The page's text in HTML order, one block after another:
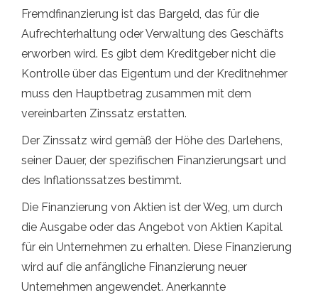
Fremdfinanzierung ist das Bargeld, das für die
Aufrechterhaltung oder Verwaltung des Geschäfts
erworben wird. Es gibt dem Kreditgeber nicht die
Kontrolle über das Eigentum und der Kreditnehmer
muss den Hauptbetrag zusammen mit dem
vereinbarten Zinssatz erstatten.
Der Zinssatz wird gemäß der Höhe des Darlehens,
seiner Dauer, der spezifischen Finanzierungsart und
des Inflationssatzes bestimmt.
Die Finanzierung von Aktien ist der Weg, um durch
die Ausgabe oder das Angebot von Aktien Kapital
für ein Unternehmen zu erhalten. Diese Finanzierung
wird auf die anfängliche Finanzierung neuer
Unternehmen angewendet. Anerkannte